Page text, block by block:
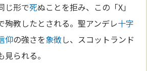
じ形で死ぬことを拒み、この「X」
殉教したとされる。聖アンデレ十字
仰の強さを象徴し、スコットランド
られる。